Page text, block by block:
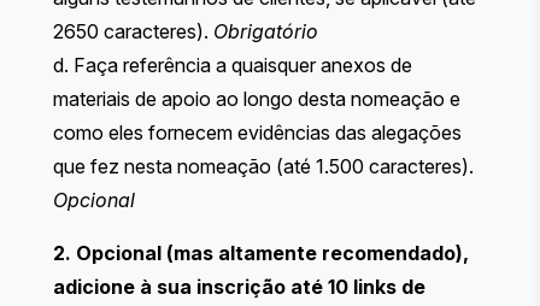
2650 caracteres). Obrigatório
d. Faça referência a quaisquer anexos de
materiais de apoio ao longo desta nomeação e
como eles fornecem evidências das alegações
que fez nesta nomeação (até 1.500 caracteres).
Opcional
2. Opcional (mas altamente recomendado),
adicione à sua inscrição até 10 links de